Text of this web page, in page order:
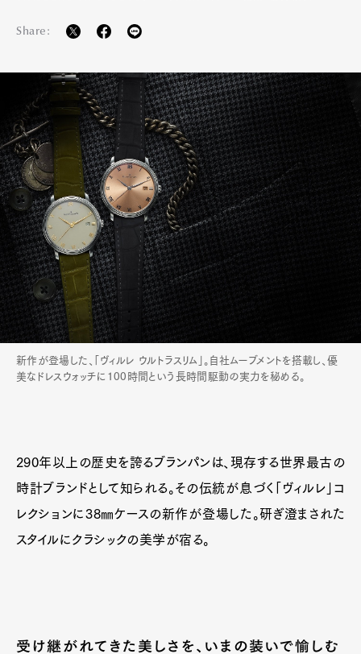
Share:
新作が登場した、「ヴィルレ ウルトラスリム」。自社ムーブメントを搭載し、優
美なドレスウォッチに100時間という長時間駆動の実力を秘める。
290年以上の歴史を誇るブランパンは、現存する世界最古の
時計ブランドとして知られる。その伝統が息づく「ヴィルレ」コ
レクションに38㎜ケースの新作が登場した。研ぎ澄まされた
スタイルにクラシックの美学が宿る。
受け継がれてきた美しさを、いまの装いで愉しむ